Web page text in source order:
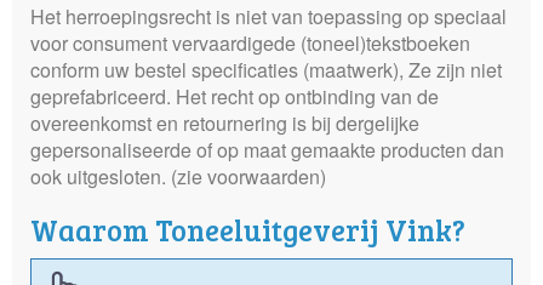
Het herroepingsrecht is niet van toepassing op speciaal
voor consument vervaardigede (toneel)tekstboeken
conform uw bestel specificaties (maatwerk), Ze zijn niet
geprefabriceerd. Het recht op ontbinding van de
overeenkomst en retournering is bij dergelijke
gepersonaliseerde of op maat gemaakte producten dan
ook uitgesloten. (zie voorwaarden)
Waarom Toneeluitgeverij Vink?